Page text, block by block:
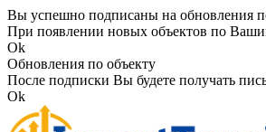
Вы успешно подписаны на обновления
При появлении новых объектов по
Ok
Обновления по объекту
После подписки Вы будете получать
Ok